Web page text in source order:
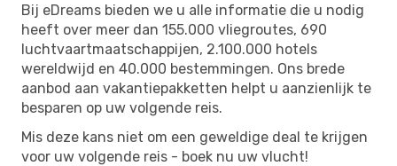
Bij eDreams bieden we u alle informatie die u nodig
heeft over meer dan 155.000 vliegroutes, 690
luchtvaartmaatschappijen, 2.100.000 hotels
wereldwijd en 40.000 bestemmingen. Ons brede
aanbod aan vakantiepakketten helpt u aanzienlijk te
besparen op uw volgende reis.
Mis deze kans niet om een ​​geweldige deal te krijgen
voor uw volgende reis - boek nu uw vlucht!